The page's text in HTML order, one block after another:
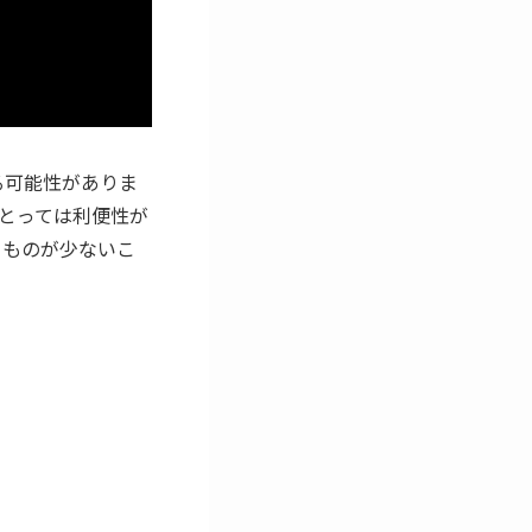
能性がありま
っては利便性が
のが少ないこ